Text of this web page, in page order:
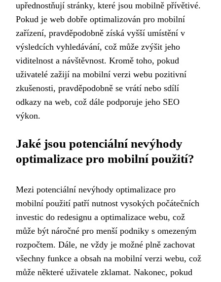
upřednostňují stránky, které jsou mobilně přívětivé.
Pokud je web dobře optimalizován pro mobilní
zařízení, pravděpodobně získá vyšší umístění v
výsledcích vyhledávání, což může zvýšit jeho
viditelnost a návštěvnost. Kromě toho, pokud
uživatelé zažijí na mobilní verzi webu pozitivní
zkušenosti, pravděpodobně se vrátí nebo sdílí
odkazy na web, což dále podporuje jeho SEO
výkon.
Jaké jsou potenciální nevýhody
optimalizace pro mobilní použití?
Mezi potenciální nevýhody optimalizace pro
mobilní použití patří nutnost vysokých počátečních
investic do redesignu a optimalizace webu, což
může být náročné pro menší podniky s omezeným
rozpočtem. Dále, ne vždy je možné plně zachovat
všechny funkce a obsah na mobilní verzi webu, což
může některé uživatele zklamat. Nakonec, pokud